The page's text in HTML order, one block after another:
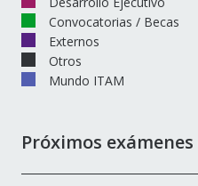
Convocatorias / Becas
Externos
Otros
Mundo ITAM
Próximos